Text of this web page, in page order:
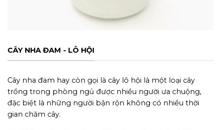
CÂY NHA ĐAM - LÔ HỘI
Cây nha đam hay còn gọi là cây lô hội là một loại cây
trồng trong phòng ngủ được nhiều người ưa chuộng,
đặc biệt là những người bận rộn không có nhiều thời
gian chăm cây.